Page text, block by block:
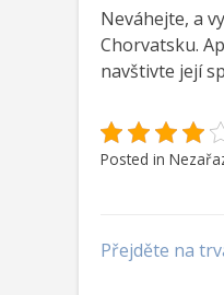
Neváhejte, a
Chorvatsku.
navštivte její
Posted in
Přejděte na